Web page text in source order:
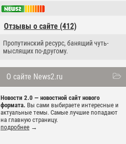
Отзывы о сайте (412)
Пропутинский ресурс, банящий чуть-
мыслящих по-другому.
О сайте News2.ru
Новости 2.0 — новостной сайт нового
формата. Вы сами выбираете интересные и
актуальные темы. Самые лучшие попадают
на главную страницу.
подробнее →